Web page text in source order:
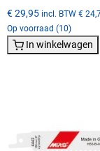
€ 29,95 incl. BTW €
Op voorraad (10)
In winkelwagen